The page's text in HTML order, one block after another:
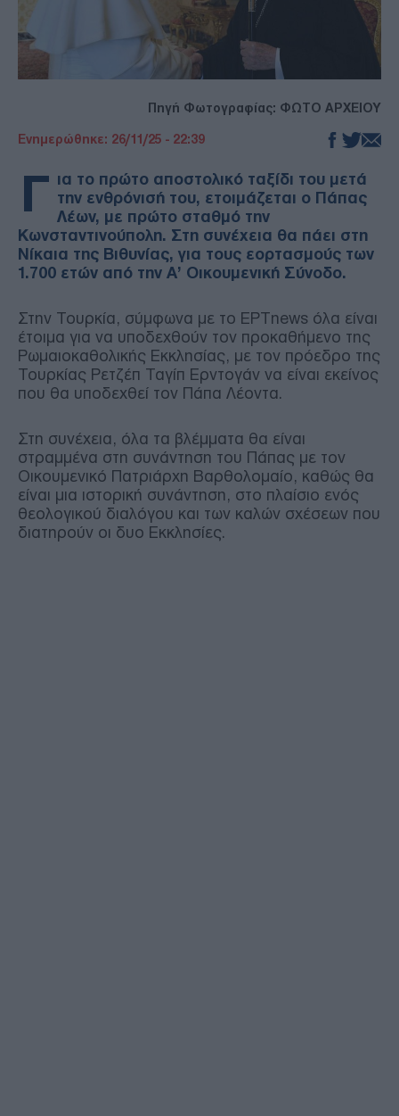
Πηγή Φωτογραφίας: ΦΩΤΟ ΑΡΧΕΙΟΥ
Ενημερώθηκε: 26/11/25 - 22:39
Γ ια το πρώτο αποστολικό ταξίδι του μετά
την ενθρόνισή του, ετοιμάζεται ο Πάπας
Λέων, με πρώτο σταθμό την
Κωνσταντινούπολη. Στη συνέχεια θα πάει στη
Νίκαια της Βιθυνίας, για τους εορτασμούς των
1.700 ετών από την Α’ Οικουμενική Σύνοδο.
Στην Τουρκία, σύμφωνα με το ΕΡΤnews όλα είναι
έτοιμα για να υποδεχθούν τον προκαθήμενο της
Ρωμαιοκαθολικής Εκκλησίας, με τον πρόεδρο της
Τουρκίας Ρετζέπ Ταγίπ Ερντογάν να είναι εκείνος
που θα υποδεχθεί τον Πάπα Λέοντα.
Στη συνέχεια, όλα τα βλέμματα θα είναι
στραμμένα στη συνάντηση του Πάπας με τον
Οικουμενικό Πατριάρχη Βαρθολομαίο, καθώς θα
είναι μια ιστορική συνάντηση, στο πλαίσιο ενός
θεολογικού διαλόγου και των καλών σχέσεων που
διατηρούν οι δυο Εκκλησίες.